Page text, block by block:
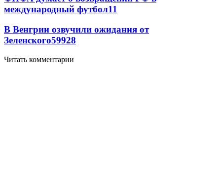
международный футбол11
В Венгрии озвучили ожидания от
Зеленского59928
Читать комментарии